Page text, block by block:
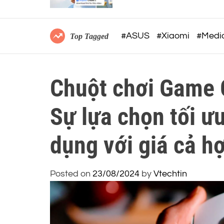
ngữ cảnh để tối ưu hóa quy
trình làm việc AI
Top Tagged #ASUS #Xiaomi
Chuột chơi Game
Sự lựa chọn tối
dụng với giá cả
Posted on 23/08/2024 by Vtechtin